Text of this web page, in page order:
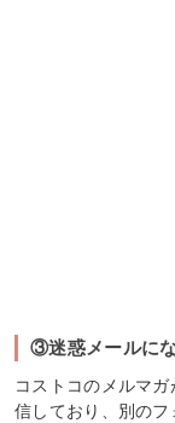
③迷惑メールに
コストコのメルマ
信しており、別の